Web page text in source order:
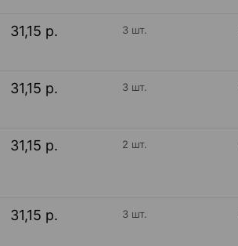
31,15 р. 3 шт.
31,15 р. 3 шт.
31,15 р. 2 шт.
31,15 р. 3 шт.